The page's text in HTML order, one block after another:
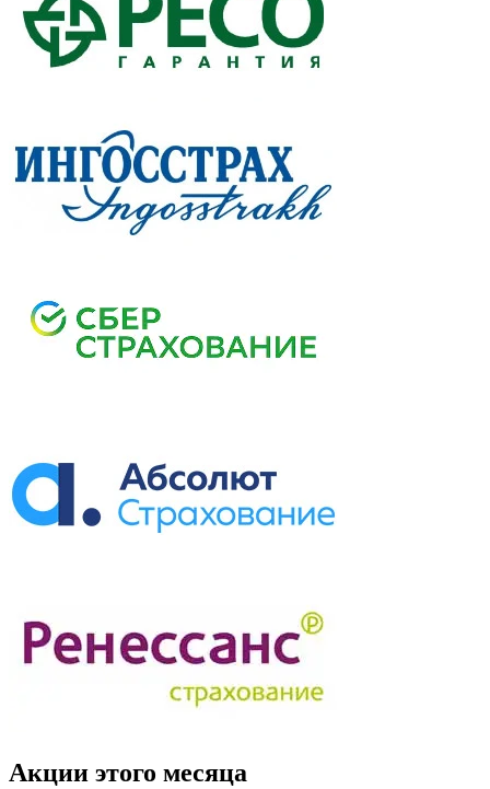
Акции этого месяца